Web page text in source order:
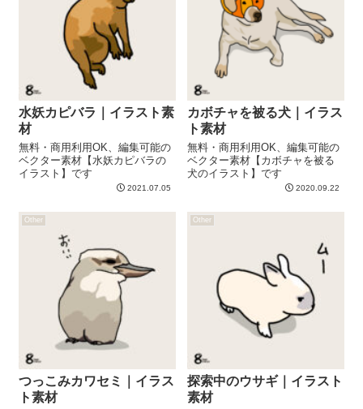
水妖カピバラ｜イラスト素
材
無料・商用利用OK、編集可能の
ベクター素材【水妖カピバラの
イラスト】です
2021.07.05
カボチャを被る犬｜イラス
ト素材
無料・商用利用OK、編集可能の
ベクター素材【カボチャを被る
犬のイラスト】です
2020.09.22
Other
つっこみカワセミ｜イラス
ト素材
Other
探索中のウサギ｜イラスト
素材